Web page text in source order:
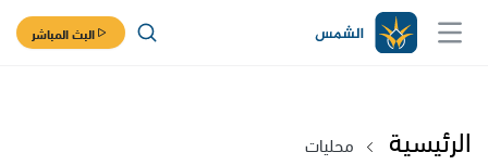
البث المباشر
الرئيسية محليات